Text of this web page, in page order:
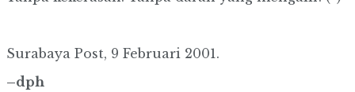
Surabaya Post, 9 Februari 2001.
–dph